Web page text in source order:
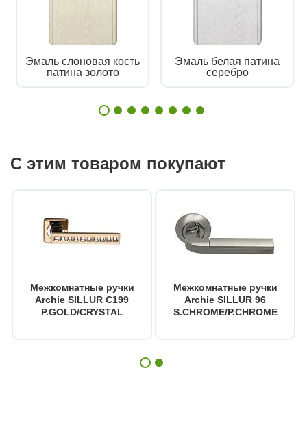
Эмаль слоновая кость
патина золото
Эмаль белая патина
серебро
С этим товаром покупают
Межкомнатные ручки
Archie SILLUR C199
P.GOLD/CRYSTAL
Межкомнатные ручки
Archie SILLUR 96
S.CHROME/P.CHROME